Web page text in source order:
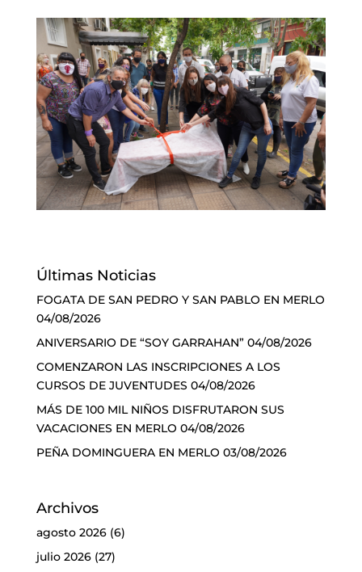
Últimas Noticias
FOGATA DE SAN PEDRO Y SAN PABLO EN MERLO
04/08/2026
ANIVERSARIO DE “SOY GARRAHAN” 04/08/2026
COMENZARON LAS INSCRIPCIONES A LOS
CURSOS DE JUVENTUDES 04/08/2026
MÁS DE 100 MIL NIÑOS DISFRUTARON SUS
VACACIONES EN MERLO 04/08/2026
PEÑA DOMINGUERA EN MERLO 03/08/2026
Archivos
agosto 2026(6)
julio 2026(27)